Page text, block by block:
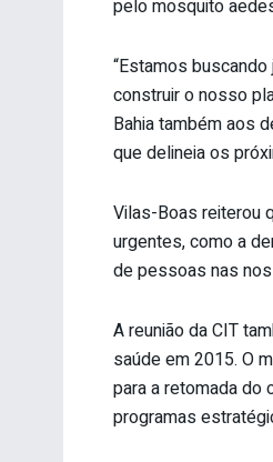
pelo mosquito
“Estamos
construir o nosso
Bahia também aos
que delineia os
Vilas-Boas reiterou
urgentes, como a
de pessoas nas
A reunião da CIT
saúde em 2015. O
para a retomada
programas